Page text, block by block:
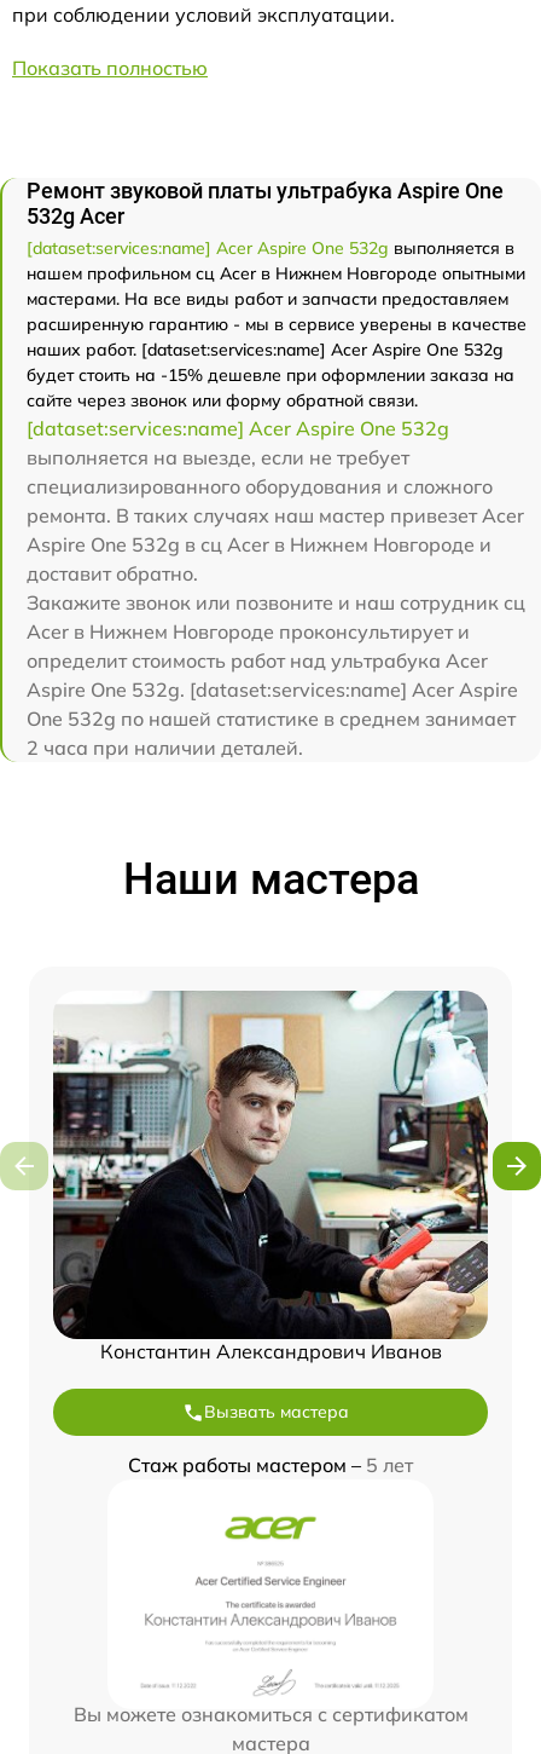
при соблюдении условий эксплуатации.
Показать полностью
Ремонт звуковой платы ультрабука Aspire One
532g Acer
[dataset:services:name] Acer Aspire One 532g выполняется в
нашем профильном сц Acer в Нижнем Новгороде опытными
мастерами. На все виды работ и запчасти предоставляем
расширенную гарантию - мы в сервисе уверены в качестве
наших работ. [dataset:services:name] Acer Aspire One 532g
будет стоить на -15% дешевле при оформлении заказа на
сайте через звонок или форму обратной связи.
[dataset:services:name] Acer Aspire One 532g
выполняется на выезде, если не требует
специализированного оборудования и сложного
ремонта. В таких случаях наш мастер привезет Acer
Aspire One 532g в сц Acer в Нижнем Новгороде и
доставит обратно.
Закажите звонок или позвоните и наш сотрудник сц
Acer в Нижнем Новгороде проконсультирует и
определит стоимость работ над ультрабука Acer
Aspire One 532g. [dataset:services:name] Acer Aspire
One 532g по нашей статистике в среднем занимает
2 часа при наличии деталей.
Наши мастера
Константин Александрович Иванов
Вызвать мастера
Стаж работы мастером – 5 лет
Вы можете ознакомиться с сертификатом
мастера